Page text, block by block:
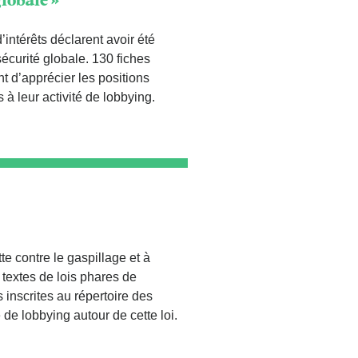
déclarent avoir été
globale. 130 fiches
d’apprécier les positions
à leur activité de lobbying.
contre le gaspillage et à
de lois phares de
inscrites au répertoire des
lobbying autour de cette loi.